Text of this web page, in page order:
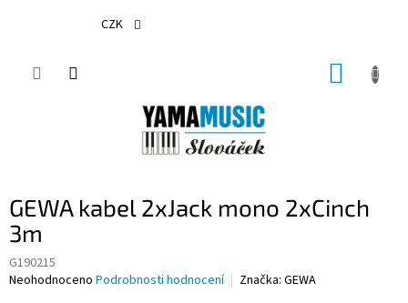
CZK
GEWA kabel 2xJack mono 2xCinch
3m
G190215
Průměrné
Neohodnoceno Podrobnosti hodnocení Značka: GEWA